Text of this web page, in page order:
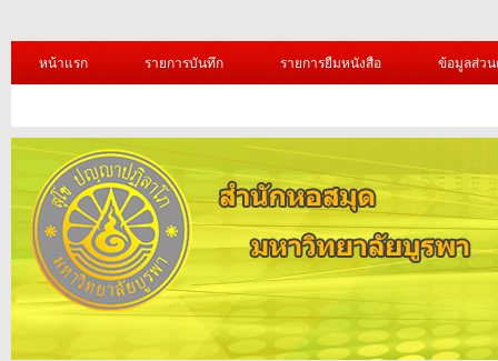
หน้าแรก รายการบันทึก รายการยืมหนังสือ ข้อมูลส่ว